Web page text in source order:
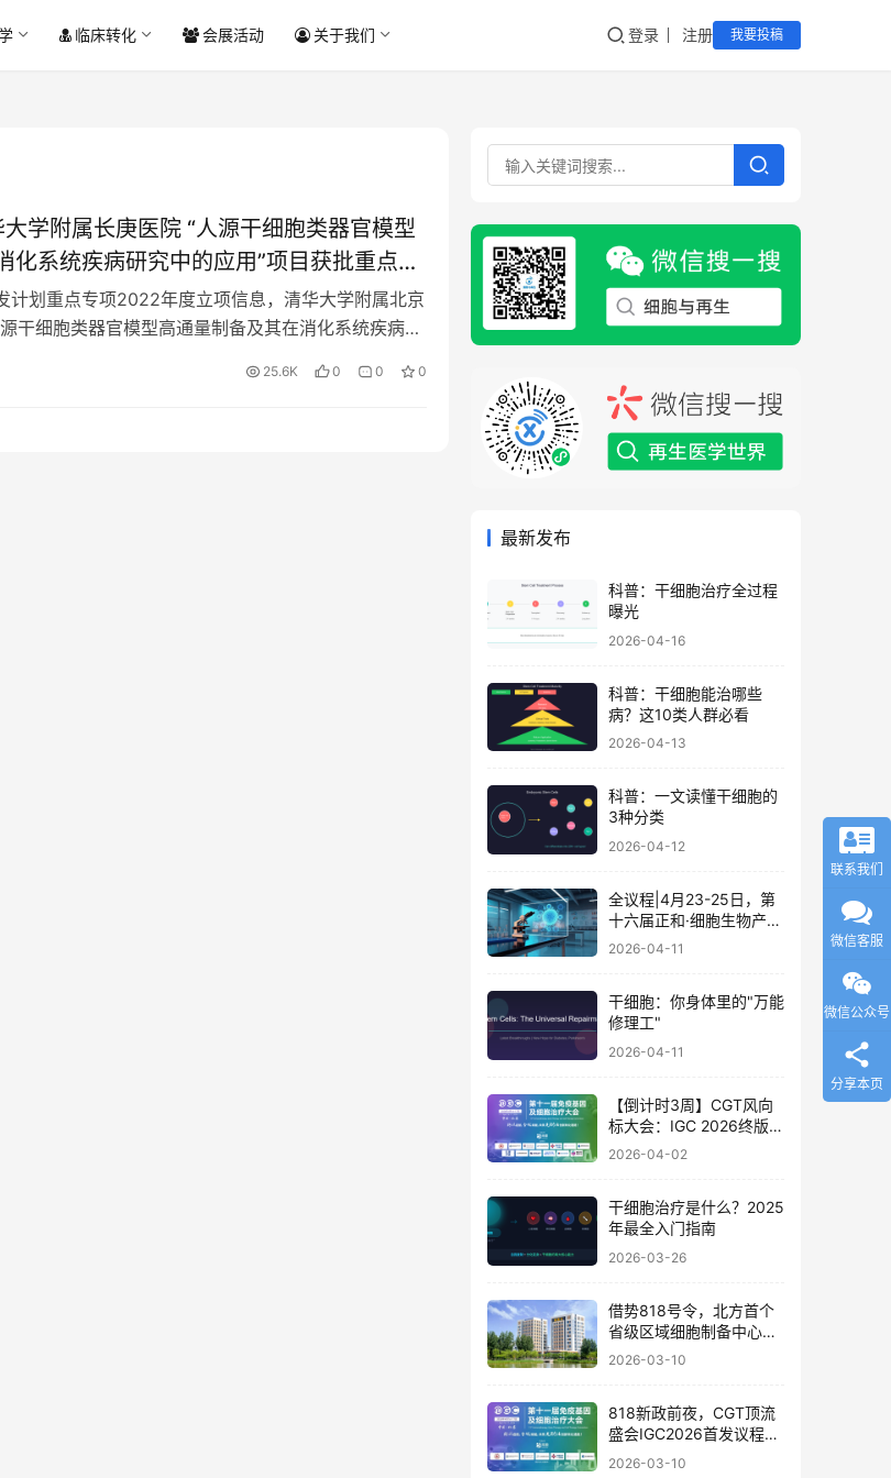
临床转化 会展活动 关于我们 登录 注册 我要投稿
学附属长庚医院 “人源干细胞类器官模型
化系统疾病研究中的应用”项目获批重点研
计划重点专项2022年度立项信息，清华大学附属北京
干细胞类器官模型高通量制备及其在消化系统疾病研
25.6K 0 0 0
最新发布
科普：干细胞治疗全过程
曝光
2026-04-16
科普：干细胞能治哪些
病？这10类人群必看
2026-04-13
科普：一文读懂干细胞的
3种分类
2026-04-12
全议程|4月23-25日，第
十六届正和·细胞生物产业
大会暨细胞治疗与再生医
2026-04-11
干细胞：你身体里的"万能
修理工"
2026-04-11
【倒计时3周】CGT风向
标大会：IGC 2026终版议
程公布！合规与创新如何
2026-04-02
干细胞治疗是什么？2025
年最全入门指南
2026-03-26
借势818号令，北方首个
省级区域细胞制备中心落
地
2026-03-10
818新政前夜，CGT顶流
盛会IGC2026首发议程公
布！体内细胞/基因治疗/
2026-03-10
联系我们
微信客服
微信公众号
分享本页